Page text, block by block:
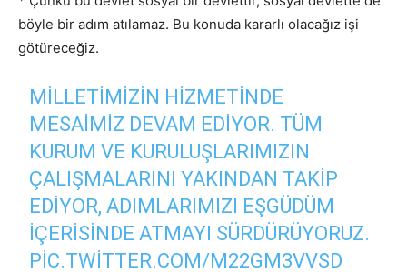
böyle bir adım atılamaz. Bu konuda kararlı olacağız işi
götüreceğiz.
MILLETIMIZIN HIZMETINDE
MESAIMIZ DEVAM EDIYOR. TÜM
KURUM VE KURULUŞLARIMIZIN
ÇALIŞMALARINI YAKINDAN TAKIP
EDIYOR, ADIMLARIMIZI EŞGÜDÜM
IÇERISINDE ATMAYI SÜRDÜRÜYORUZ.
PIC.TWITTER.COM/M22GM3VVSD